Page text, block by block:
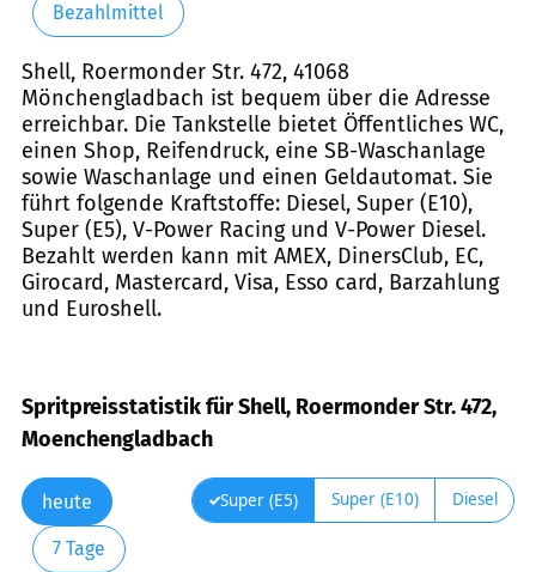
Bezahlmittel
Shell, Roermonder Str. 472, 41068
Mönchengladbach ist bequem über die Adresse
erreichbar. Die Tankstelle bietet Öffentliches WC,
einen Shop, Reifendruck, eine SB-Waschanlage
sowie Waschanlage und einen Geldautomat. Sie
führt folgende Kraftstoffe: Diesel, Super (E10),
Super (E5), V-Power Racing und V-Power Diesel.
Bezahlt werden kann mit AMEX, DinersClub, EC,
Girocard, Mastercard, Visa, Esso card, Barzahlung
und Euroshell.
Spritpreisstatistik für Shell, Roermonder Str. 472,
Moenchengladbach
heute
7 Tage
Super (E5) Super (E10) Diesel